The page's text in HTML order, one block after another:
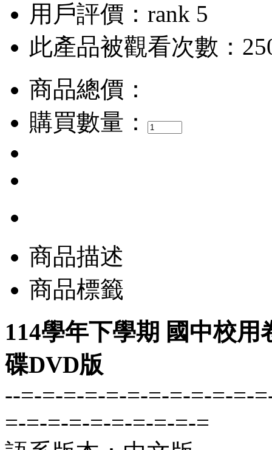
用戶評價：
此產品被觀看次數：
商品總價：
購買數量：
商品描述
商品標籤
114學年下學期 國中校
碟DVD版
--=-=-=-=-=-=-=-=-=-=-=-
=-=-=-=-=-=-=-=-=-=